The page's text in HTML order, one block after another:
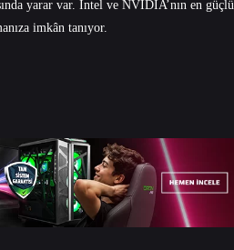
yarar var. Intel ve NVIDIA’nın en güçlü
imkân tanıyor.